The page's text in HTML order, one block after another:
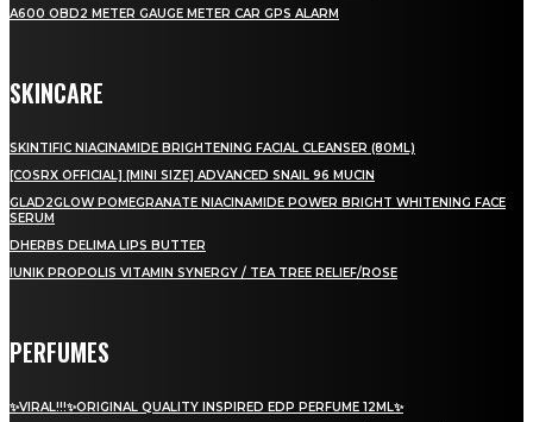
A600 OBD2 METER GAUGE METER CAR GPS ALARM
SKINCARE
SKINTIFIC NIACINAMIDE BRIGHTENING FACIAL CLEANSER (80ML)
[COSRX OFFICIAL] [MINI SIZE] ADVANCED SNAIL 96 MUCIN
GLAD2GLOW POMEGRANATE NIACINAMIDE POWER BRIGHT WHITENING FACE
SERUM
DHERBS DELIMA LIPS BUTTER
IUNIK PROPOLIS VITAMIN SYNERGY / TEA TREE RELIEF/ROSE
PERFUMES
✨VIRAL!!!✨ORIGINAL QUALITY INSPIRED EDP PERFUME 12ML✨